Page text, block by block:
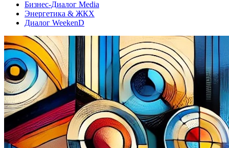
Бизнес-Диалог Media
Энергетика & ЖКХ
Диалог WeekenD